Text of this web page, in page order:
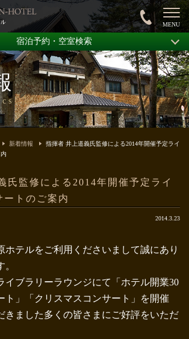
宿泊予約・空室検索
新着情報
指揮者 井上道義氏監修による2014年開催予定ライ
氏監修による2014年開催予定ライ
ートのご案内
2014.3.23
ホテルをご利用くださいまして誠にあり
イブラリーラウンジにて「ホテル開業30
ト」「クリスマスコンサート」を開催
きました多くの皆さまにご好評をいただ